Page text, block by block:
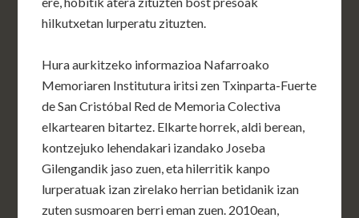
hilkutxetan lurperatu zituzten.
Hura aurkitzeko informazioa Nafarroako
Memoriaren Institutura iritsi zen Txinparta-Fuerte
de San Cristóbal Red de Memoria Colectiva
elkartearen bitartez. Elkarte horrek, aldi berean,
kontzejuko lehendakari izandako Joseba
Gilengandik jaso zuen, eta hilerritik kanpo
lurperatuak izan zirelako herrian betidanik izan
zuten susmoaren berri eman zuen. 2010ean,